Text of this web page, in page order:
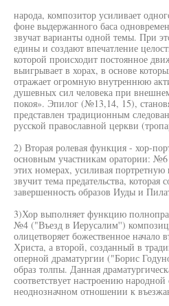
народа, композитор усиливает
фоне выдержанного баса
звучат варианты одной темы. При
едины и создают впечатление
которой происходит постоянное
выигрывает в хорах, в основе
отражает огромную внутреннюю
душевных сил человека при
покоя». Эпилог (№13,14, 15),
представлен традиционным
русской православной церкви
2) Вторая ролевая функция - хор-
основным участникам оратории:
этих номерах, усиливая портретную
звучит тема предательства, которая
завершенность образов Иуды и
3)Хор выполняет функцию
№4 ("Въезд в Иерусалим'')
олицетворяет божественное
Христа, а второй, созданный в
оперной драматургии ("Борис
образ толпы. Данная
соответствует настроению
неоднозначном отношении к